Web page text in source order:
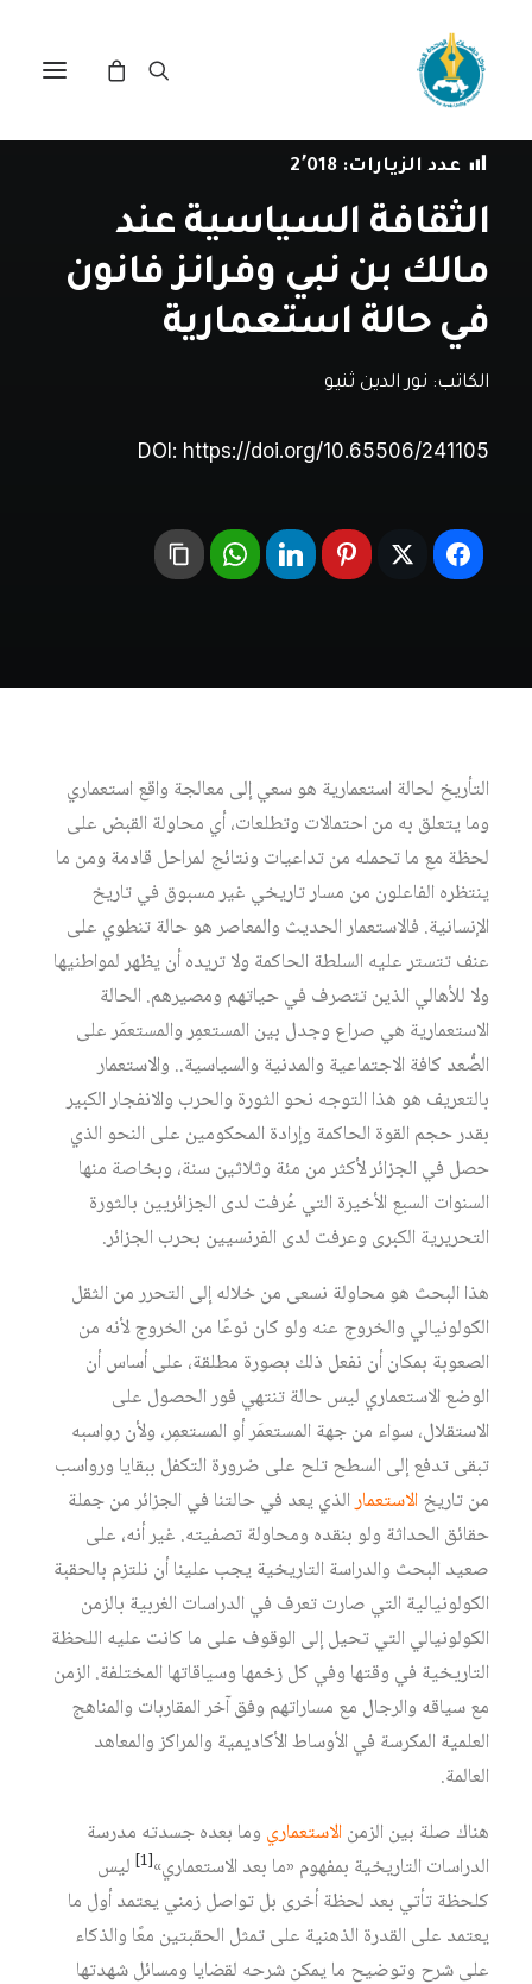
فيدراسات
عدد الزيارات: 2٬018
الثقافة السياسية عند
مالك بن نبي وفرانز فانون
في حالة استعمارية
الكاتب: نور الدين ثنيو
DOI: https://doi.org/10.65506/241105
التأريخ لحالة استعمارية هو سعي إلى معالجة واقع استعماري
وما يتعلق به من احتمالات وتطلعات، أي محاولة القبض على
لحظة مع ما تحمله من تداعيات ونتائج لمراحل قادمة ومن ما
ينتظره الفاعلون من مسار تاريخي غير مسبوق في تاريخ
الإنسانية. فالاستعمار الحديث والمعاصر هو حالة تنطوي على
عنف تتستر عليه السلطة الحاكمة ولا تريده أن يظهر لمواطنيها
ولا للأهالي الذين تتصرف في حياتهم ومصيرهم. الحالة
الاستعمارية هي صراع وجدل بين المستعمِر والمستعمَر على
الصُّعد كافة الاجتماعية والمدنية والسياسية.. والاستعمار
بالتعريف هو هذا التوجه نحو الثورة والحرب والانفجار الكبير
بقدر حجم القوة الحاكمة وإرادة المحكومين على النحو الذي
حصل في الجزائر لأكثر من مئة وثلاثين سنة، وبخاصة منها
السنوات السبع الأخيرة التي عُرفت لدى الجزائريين بالثورة
التحريرية الكبرى وعرفت لدى الفرنسيين بحرب الجزائر.
هذا البحث هو محاولة نسعى من خلاله إلى التحرر من الثقل
الكولونيالي والخروج عنه ولو كان نوعًا من الخروج لأنه من
الصعوبة بمكان أن نفعل ذلك بصورة مطلقة، على أساس أن
الوضع الاستعماري ليس حالة تنتهي فور الحصول على
الاستقلال، سواء من جهة المستعمَر أو المستعمِر، ولأن رواسبه
تبقى تدفع إلى السطح تلح على ضرورة التكفل ببقايا ورواسب
من تاريخالاستعمارالذي يعد في حالتنا في الجزائر من جملة
حقائق الحداثة ولو بنقده ومحاولة تصفيته. غير أنه، على
صعيد البحث والدراسة التاريخية يجب علينا أن نلتزم بالحقبة
الكولونيالية التي صارت تعرف في الدراسات الغربية بالزمن
الكولونيالي التي تحيل إلى الوقوف على ما كانت عليه اللحظة
التاريخية في وقتها وفي كل زخمها وسياقاتها المختلفة. الزمن
مع سياقه والرجال مع مساراتهم وفق آخر المقاربات والمناهج
العلمية المكرسة في الأوساط الأكاديمية والمراكز والمعاهد
العالمة.
هناك صلة بين الزمنالاستعماري وما بعده جسدته مدرسة
الدراسات التاريخية بمفهوم «ما بعد الاستعماري»[1]
ليس
كلحظة تأتي بعد لحظة أخرى بل تواصل زمني يعتمد أول ما
يعتمد على القدرة الذهنية على تمثل الحقبتين معًا والذكاء
على شرح وتوضيح ما يمكن شرحه لقضايا ومسائل شهدتها